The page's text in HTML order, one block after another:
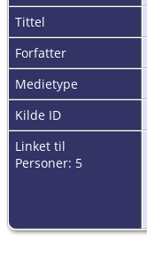
Tittel
Forfatter
Medietype
Kilde ID
Linket til
Personer: 5